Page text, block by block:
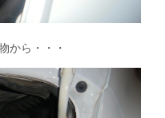
から・・・